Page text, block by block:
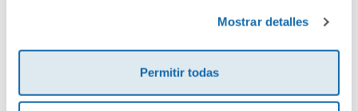
Mostrar detalles
Permitir todas